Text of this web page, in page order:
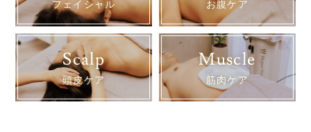
フェイシャル お腹ケア
Scalp
頭皮ケア
Muscle
筋肉ケア